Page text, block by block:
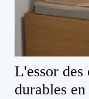
L'essor
durables